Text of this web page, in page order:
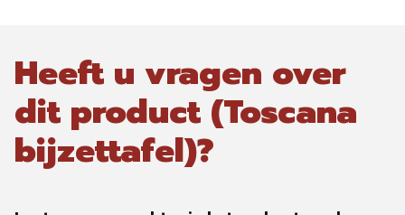
Heeft u vragen over
dit product (Toscana
bijzettafel)?